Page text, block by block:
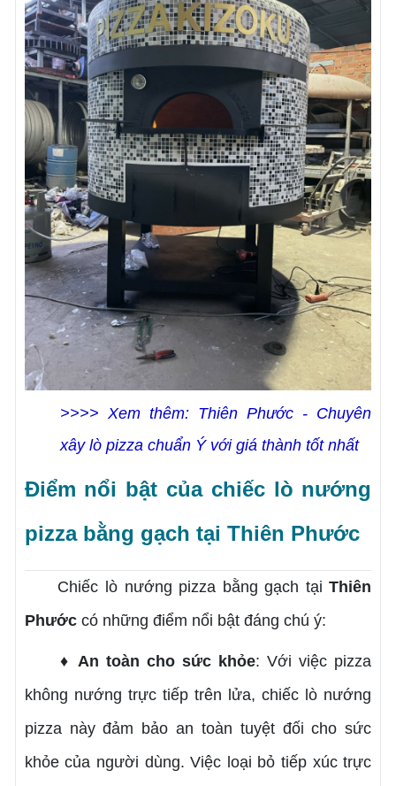
>>>> Xem thêm: Thiên Phước - Chuyên
xây lò pizza chuẩn Ý với giá thành tốt nhất
Điểm nổi bật của chiếc lò nướng
pizza bằng gạch tại Thiên Phước
Chiếc lò nướng pizza bằng gạch tạiThiên
Phướccó những điểm nổi bật đáng chú ý:
♦ An toàn cho sức khỏe: Với việc pizza
không nướng trực tiếp trên lửa, chiếc lò nướng
pizza này đảm bảo an toàn tuyệt đối cho sức
khỏe của người dùng. Việc loại bỏ tiếp xúc trực